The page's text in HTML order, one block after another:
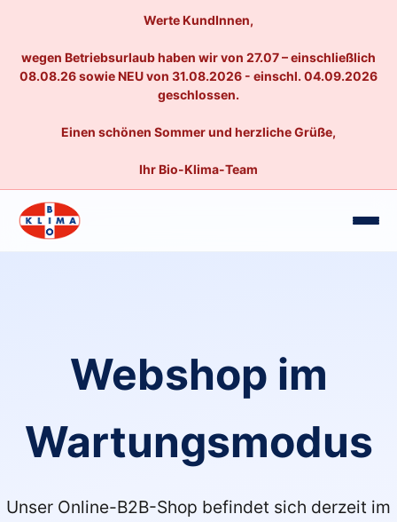
Werte KundInnen,
wegen Betriebsurlaub haben wir von 27.07 – einschließlich
08.08.26 sowie NEU von 31.08.2026 - einschl. 04.09.2026
geschlossen.
Einen schönen Sommer und herzliche Grüße,
Ihr Bio-Klima-Team
Webshop im
Wartungsmodus
Unser Online-B2B-Shop befindet sich derzeit im